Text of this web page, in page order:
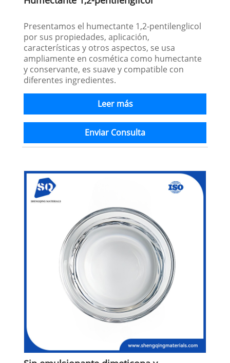
Presentamos el humectante 1,2-pentilenglicol
por sus propiedades, aplicación,
características y otros aspectos, se usa
ampliamente en cosmética como humectante
y conservante, es suave y compatible con
diferentes ingredientes.
Leer más
Enviar Consulta